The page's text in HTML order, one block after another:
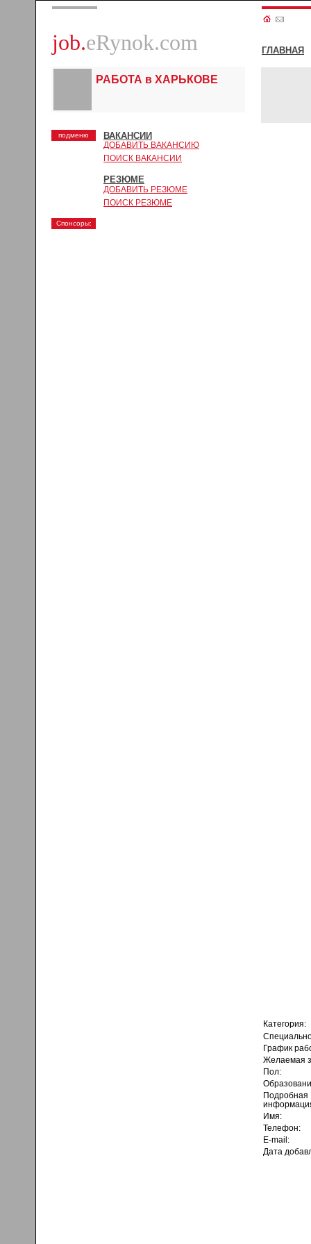
job.eRynok.com ГЛАВНАЯ
РАБОТА в ХАРЬКОВЕ
подменю ВАКАНСИИ
ДОБАВИТЬ ВАКАНСИЮ
ПОИСК ВАКАНСИИ
РЕЗЮМЕ
ДОБАВИТЬ РЕЗЮМЕ
ПОИСК РЕЗЮМЕ
Спонсоры:
Категория:
График
Желаемая
Пол:
Подробная
Имя:
Телефон:
E-mail:
Дата